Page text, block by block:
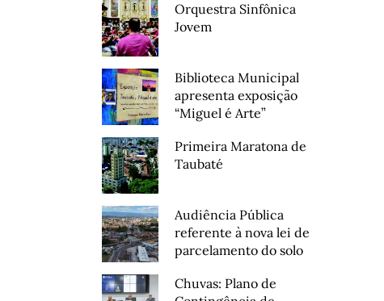
Orquestra Sinfônica
Jovem
Biblioteca Municipal
apresenta exposição
“Miguel é Arte”
Primeira Maratona de
Taubaté
Audiência Pública
referente à nova lei de
parcelamento do solo
Chuvas: Plano de